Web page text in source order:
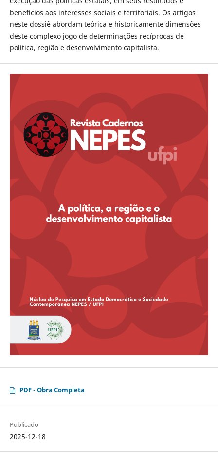
benefícios aos interesses sociais e territoriais. Os artigos
neste dossiê abordam teórica e historicamente dimensões
deste complexo jogo de determinações recíprocas de
política, região e desenvolvimento capitalista.
PDF - Obra Completa
Publicado
2025-12-18